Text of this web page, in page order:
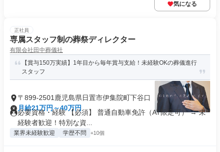
気になる
正社員
専属スタッフ制の葬祭ディレクター
有限会社田中葬儀社
【賞与150万実績】1年目から毎年賞与支給！未経験OKの葬儀進行
スタッフ
〒899-2501鹿児島県日置市伊集院町下谷口
月給21万円～40万円
必要資格・経験 【必須】 普通自動車免許（AT限定可） → 未
経験者歓迎！特別な資...
業界未経験歓迎 学歴不問 +10個